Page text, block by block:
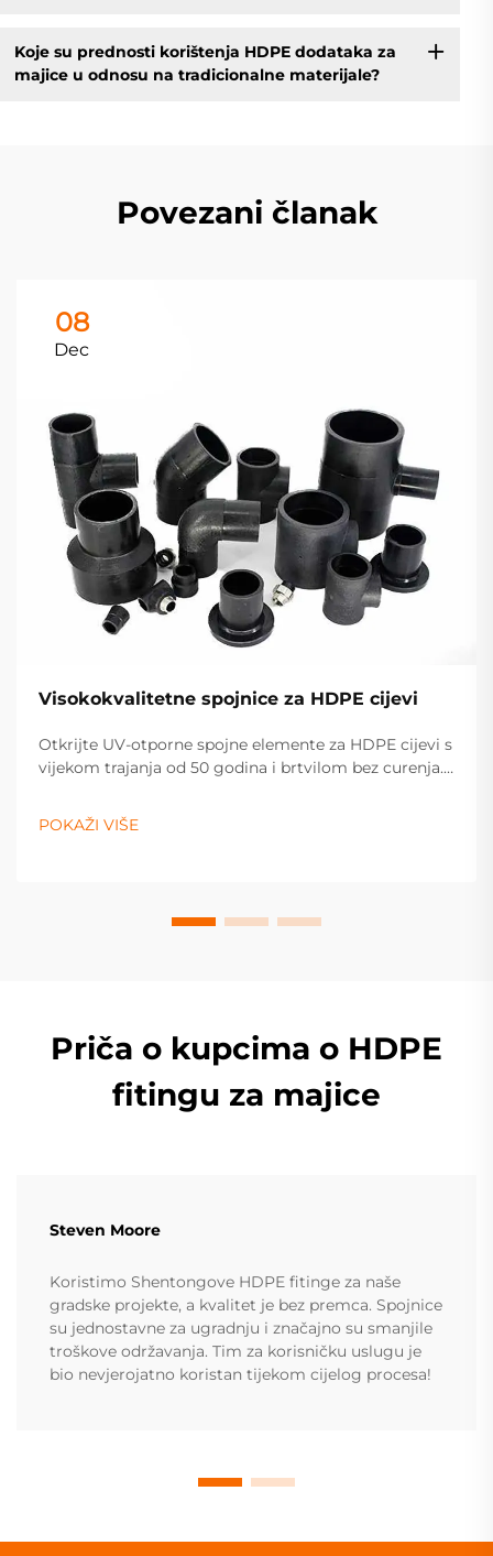
Koje su prednosti korištenja HDPE dodataka za
majice u odnosu na tradicionalne materijale?
Povezani članak
08
Dec
Visokokvalitetne spojnice za HDPE cijevi
Otkrijte UV-otporne spojne elemente za HDPE cijevi s
vijekom trajanja od 50 godina i brtvilom bez curenja.
navodnjavanja. Zatražite ponudu već danas.
POKAŽI VIŠE
Priča o kupcima o HDPE
fitingu za majice
Steven Moore
Koristimo Shentongove HDPE fitinge za naše
gradske projekte, a kvalitet je bez premca. Spojnice
su jednostavne za ugradnju i značajno su smanjile
troškove održavanja. Tim za korisničku uslugu je
bio nevjerojatno koristan tijekom cijelog procesa!